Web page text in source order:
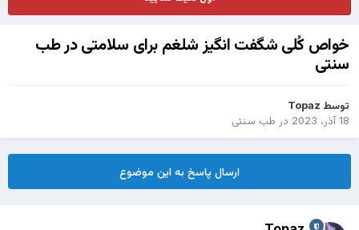
خواص کُلی شگفت انگیز شلغم برای سلامتی در طب
سنتی
توسط Topaz
18 آذر، 2023
در طب سنتی
ارسال پاسخ به این موضوع